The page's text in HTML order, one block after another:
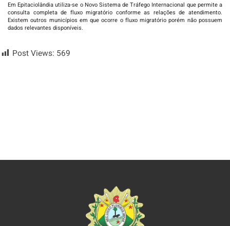
Em Epitaciolândia utiliza-se o Novo Sistema de Tráfego Internacional que permite a
consulta completa de fluxo migratório conforme as relações de atendimento.
Existem outros municípios em que ocorre o fluxo migratório porém não possuem
dados relevantes disponíveis.
Post Views: 569